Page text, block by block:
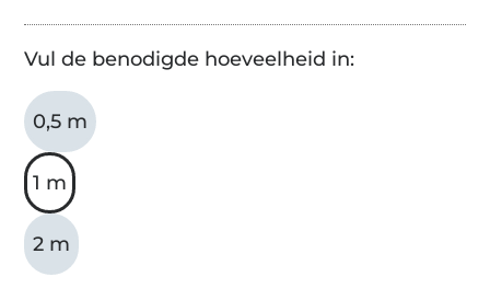
Vul de benodigde hoeveelheid in:
0,5 m
1 m
2 m